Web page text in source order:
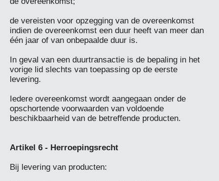
de vereisten voor opzegging van de overeenkomst
indien de overeenkomst een duur heeft van meer dan
één jaar of van onbepaalde duur is.
In geval van een duurtransactie is de bepaling in het
vorige lid slechts van toepassing op de eerste
levering.
Iedere overeenkomst wordt aangegaan onder de
opschortende voorwaarden van voldoende
beschikbaarheid van de betreffende producten.
Bij levering van producten: